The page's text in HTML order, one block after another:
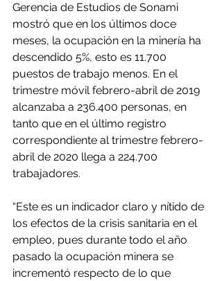
Gerencia de Estudios de Sonami
mostró que en los últimos doce
meses, la ocupación en la minería ha
descendido 5%, esto es 11.700
puestos de trabajo menos. En el
trimestre móvil febrero-abril de 2019
alcanzaba a 236.400 personas, en
tanto que en el último registro
correspondiente al trimestre febrero-
abril de 2020 llega a 224.700
trabajadores.
“Este es un indicador claro y nítido de
los efectos de la crisis sanitaria en el
empleo, pues durante todo el año
pasado la ocupación minera se
incrementó respecto de lo que